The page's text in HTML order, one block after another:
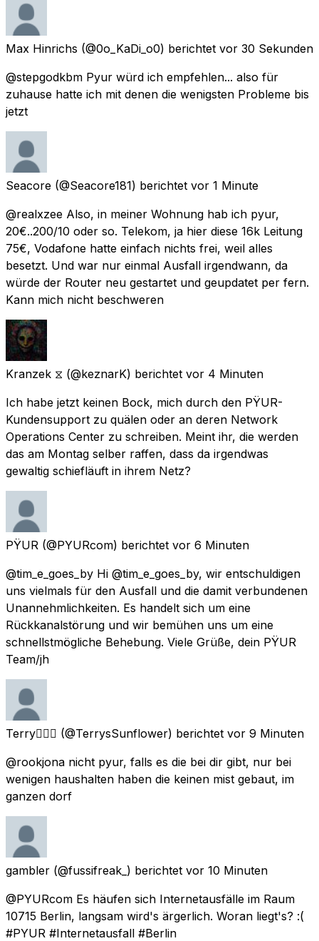
Max Hinrichs (@0o_KaDi_o0) berichtet vor 30 Sekunden
@stepgodkbm Pyur würd ich empfehlen... also für
zuhause hatte ich mit denen die wenigsten Probleme bis
jetzt
Seacore (@Seacore181) berichtet vor 1 Minute
@realxzee Also, in meiner Wohnung hab ich pyur,
20€..200/10 oder so. Telekom, ja hier diese 16k Leitung
75€, Vodafone hatte einfach nichts frei, weil alles
besetzt. Und war nur einmal Ausfall irgendwann, da
würde der Router neu gestartet und geupdatet per fern.
Kann mich nicht beschweren
Kranzek ⧖ (@keznarK) berichtet vor 4 Minuten
Ich habe jetzt keinen Bock, mich durch den PŸUR-
Kundensupport zu quälen oder an deren Network
Operations Center zu schreiben. Meint ihr, die werden
das am Montag selber raffen, dass da irgendwas
gewaltig schiefläuft in ihrem Netz?
PŸUR (@PYURcom) berichtet vor 6 Minuten
@tim_e_goes_by Hi @tim_e_goes_by, wir entschuldigen
uns vielmals für den Ausfall und die damit verbundenen
Unannehmlichkeiten. Es handelt sich um eine
Rückkanalstörung und wir bemühen uns um eine
schnellstmögliche Behebung. Viele Grüße, dein PŸUR
Team/jh
Terry🏳️‍🌈✨ (@TerrysSunflower) berichtet vor 9 Minuten
@rookjona nicht pyur, falls es die bei dir gibt, nur bei
wenigen haushalten haben die keinen mist gebaut, im
ganzen dorf
gambler (@fussifreak_) berichtet vor 10 Minuten
@PYURcom Es häufen sich Internetausfälle im Raum
10715 Berlin, langsam wird's ärgerlich. Woran liegt's? :(
#PYUR #Internetausfall #Berlin